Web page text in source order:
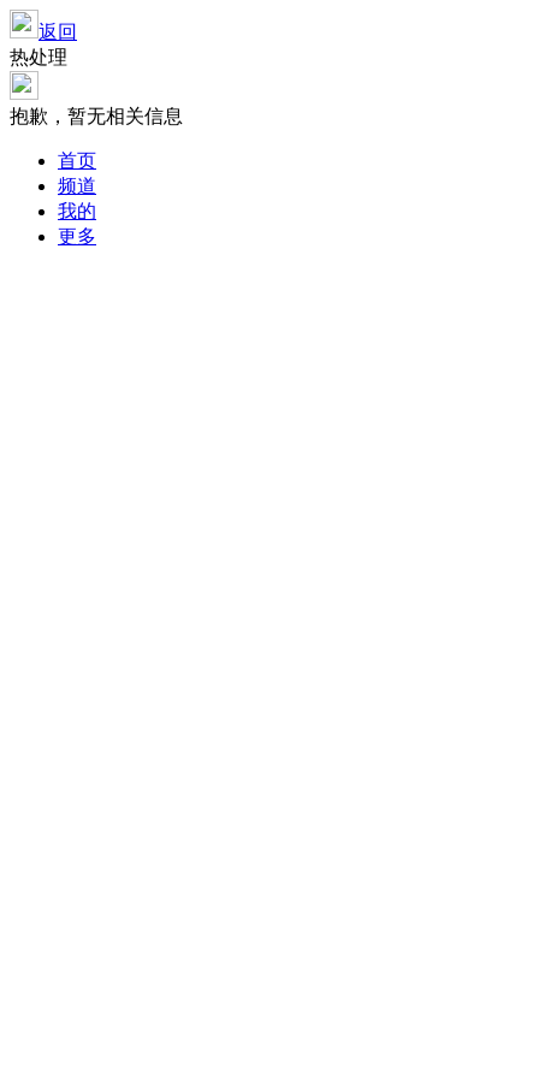
返回
热处理
抱歉，暂无相关信息
首页
频道
我的
更多